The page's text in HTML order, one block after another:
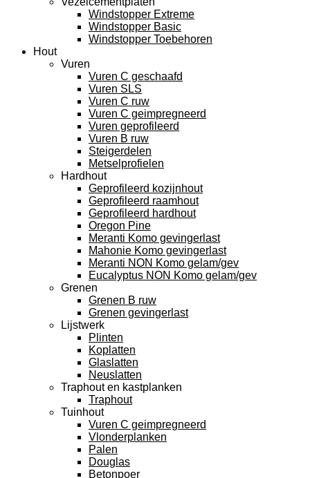
Windstopper Extreme
Windstopper Basic
Windstopper Toebehoren
Hout
Vuren
Vuren C geschaafd
Vuren SLS
Vuren C ruw
Vuren C geimpregneerd
Vuren geprofileerd
Vuren B ruw
Steigerdelen
Metselprofielen
Hardhout
Geprofileerd kozijnhout
Geprofileerd raamhout
Geprofileerd hardhout
Oregon Pine
Meranti Komo gevingerlast
Mahonie Komo gevingerlast
Meranti NON Komo gelam/gev
Eucalyptus NON Komo gelam/gev
Grenen
Grenen B ruw
Grenen gevingerlast
Lijstwerk
Plinten
Koplatten
Glaslatten
Neuslatten
Traphout en kastplanken
Traphout
Tuinhout
Vuren C geimpregneerd
Vlonderplanken
Palen
Douglas
Betonpoer